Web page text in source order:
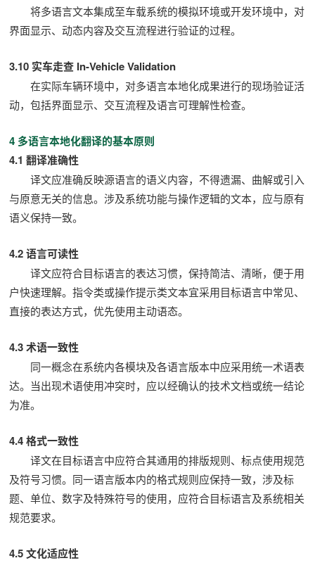
将多语言文本集成至车载系统的模拟环境或开发环境中，对
界面显示、动态内容及交互流程进行验证的过程。
3.10 实车走查 In-Vehicle Validation
在实际车辆环境中，对多语言本地化成果进行的现场验证活
动，包括界面显示、交互流程及语言可理解性检查。
4 多语言本地化翻译的基本原则
4.1 翻译准确性
译文应准确反映源语言的语义内容，不得遗漏、曲解或引入
与原意无关的信息。涉及系统功能与操作逻辑的文本，应与原有
语义保持一致。
4.2 语言可读性
译文应符合目标语言的表达习惯，保持简洁、清晰，便于用
户快速理解。指令类或操作提示类文本宜采用目标语言中常见、
直接的表达方式，优先使用主动语态。
4.3 术语一致性
同一概念在系统内各模块及各语言版本中应采用统一术语表
达。当出现术语使用冲突时，应以经确认的技术文档或统一结论
为准。
4.4 格式一致性
译文在目标语言中应符合其通用的排版规则、标点使用规范
及符号习惯。同一语言版本内的格式规则应保持一致，涉及标
题、单位、数字及特殊符号的使用，应符合目标语言及系统相关
规范要求。
4.5 文化适应性